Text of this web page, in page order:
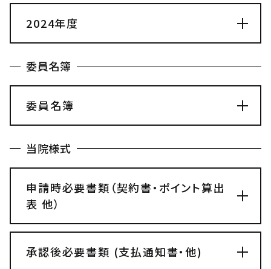
2024年度
委員名簿
委員名簿
当院様式
申請時必要書類（契約書・ポイント算出
表 他）
承認後必要書類 (支払通知書・他)